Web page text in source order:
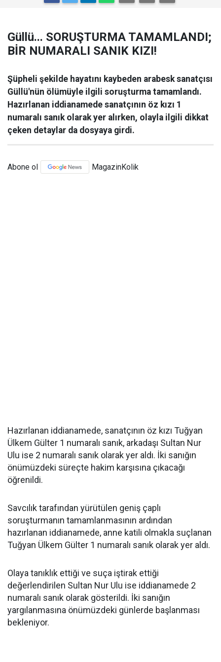
Güllü... SORUŞTURMA TAMAMLANDI;
BİR NUMARALI SANIK KIZI!
Şüpheli şekilde hayatını kaybeden arabesk sanatçısı
Güllü'nün ölümüyle ilgili soruşturma tamamlandı.
Hazırlanan iddianamede sanatçının öz kızı 1
numaralı sanık olarak yer alırken, olayla ilgili dikkat
çeken detaylar da dosyaya girdi.
Abone ol MagazinKolik
Hazırlanan iddianamede, sanatçının öz kızı Tuğyan
Ülkem Gülter 1 numaralı sanık, arkadaşı Sultan Nur
Ulu ise 2 numaralı sanık olarak yer aldı. İki sanığın
önümüzdeki süreçte hakim karşısına çıkacağı
öğrenildi.
Savcılık tarafından yürütülen geniş çaplı
soruşturmanın tamamlanmasının ardından
hazırlanan iddianamede, anne katili olmakla suçlanan
Tuğyan Ülkem Gülter 1 numaralı sanık olarak yer aldı.
Olaya tanıklık ettiği ve suça iştirak ettiği
değerlendirilen Sultan Nur Ulu ise iddianamede 2
numaralı sanık olarak gösterildi. İki sanığın
yargılanmasına önümüzdeki günlerde başlanması
bekleniyor.